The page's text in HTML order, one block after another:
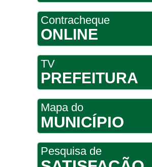
Contracheque
ONLINE
TV
PREFEITURA
Mapa do
MUNICÍPIO
Pesquisa de